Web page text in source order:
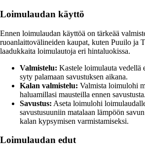
Loimulaudan käyttö
Ennen loimulaudan käyttöä on tärkeää
ruoanlaittovälineiden kaupat, kuten Puuilo ja
laadukkaita loimulautoja eri hintaluokissa.
Valmistelu: Kastele loimulauta vedellä
syty palamaan savustuksen aikana.
Kalan valmistelu: Valmista loimulohi
haluamillasi mausteilla ennen savustusta.
Savustus: Aseta loimulohi
savustusuuniin matalaan lämpöön
kalan kypsymisen varmistamiseksi.
Loimulaudan edut